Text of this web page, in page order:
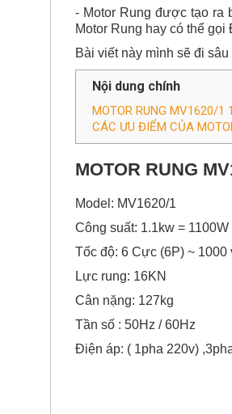
- Motor Rung được tạo ra
Motor Rung hay có thể
Bài viết này mình sẽ đi
Nội dung chính
MOTOR RUNG MV1620/1
CÁC ƯU ĐIỂM CỦA
MOTOR RUNG
Model: MV1620/1
Công suất: 1.1kw = 1100W
Tốc độ: 6 Cực (6P) ~ 1000
Lực rung: 16KN
Cân nặng: 127kg
Tần số : 50Hz / 60Hz
Điện áp: ( 1pha 220v) ,